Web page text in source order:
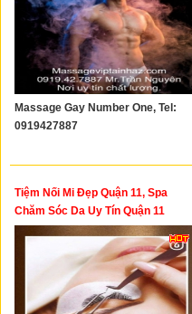
Massage Gay Number One, Tel:
0919427887
Tiệm Nối Mi Đẹp Quận 11, Spa
Chăm Sóc Da Uy Tín Quận 11